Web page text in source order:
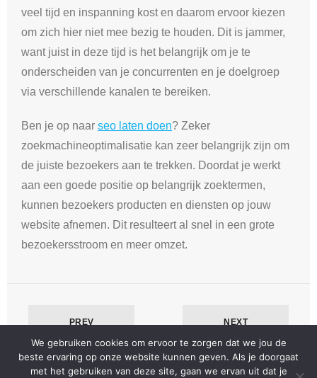
veel tijd en inspanning kost en daarom ervoor kiezen
om zich hier niet mee bezig te houden. Dit is jammer,
want juist in deze tijd is het belangrijk om je te
onderscheiden van je concurrenten en je doelgroep
via verschillende kanalen te bereiken.
Ben je op naar seo laten doen? Zeker
zoekmachineoptimalisatie kan zeer belangrijk zijn om
de juiste bezoekers aan te trekken. Doordat je werkt
aan een goede positie op belangrijk zoektermen,
kunnen bezoekers producten en diensten op jouw
website afnemen. Dit resulteert al snel in een grote
bezoekersstroom en meer omzet.
PREV NEXT
We gebruiken cookies om ervoor te zorgen dat we jou de
beste ervaring op onze website kunnen geven. Als je doorgaat
met het gebruiken van deze site, gaan we ervan uit dat je